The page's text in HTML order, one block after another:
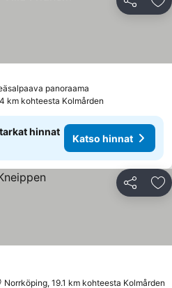
Jaa
panoraama
km kohteesta Kolmården
hinnat
Katso hinnat
Jaa
Norrköping, 19.1 km kohteesta Kolmården